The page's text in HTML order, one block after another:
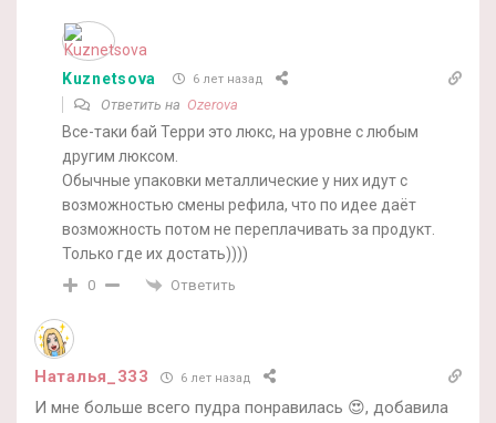
Kuznetsova 6 лет назад
Ответить на Ozerova
Все-таки бай Терри это люкс, на уровне с любым
другим люксом.
Обычные упаковки металлические у них идут с
возможностью смены рефила, что по идее даёт
возможность потом не переплачивать за продукт.
Только где их достать))))
0 Ответить
Наталья_333 6 лет назад
И мне больше всего пудра понравилась 😍, добавила